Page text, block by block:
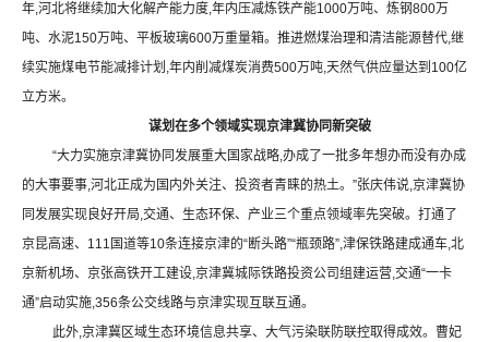
年,河北将继续加大化解产能力度,年内压减炼铁产能1000万吨、炼钢800万
吨、水泥150万吨、平板玻璃600万重量箱。推进燃煤治理和清洁能源替代,继
续实施煤电节能减排计划 ,年内削减煤炭消费500万吨,天然气供应量达到 100亿
立方米。
谋划在多个领域实现京津冀协同新突破
“大力实施京津冀协同发展重大国家战略,办成了一批多年想办而没有办成
的大事要事,河北正成为国内外关注、投资者青睐的热土。 ”张庆伟说,京津冀协
同发展实现良好开局,交通、生态环保、产业三个重点领域率先突破。打通了
京昆高速、 111 国道等10条连接京津的“断头路”“瓶颈路”,津保铁路建成通车,北
京新机场、京张高铁开工建设,京津冀城际铁路投资公司组建运营,交通“一卡
通”启动实施,356条公交线路与京津实现互联互通。
此外,京津冀区域生态环境信息共享、大气污染联防联控取得成效。曹妃